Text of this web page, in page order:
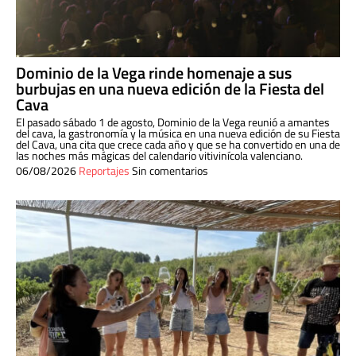
Dominio de la Vega rinde homenaje a sus
burbujas en una nueva edición de la Fiesta del
Cava
El pasado sábado 1 de agosto, Dominio de la Vega reunió a amantes
del cava, la gastronomía y la música en una nueva edición de su Fiesta
del Cava, una cita que crece cada año y que se ha convertido en una de
las noches más mágicas del calendario vitivinícola valenciano.
06/08/2026ReportajesSin comentarios